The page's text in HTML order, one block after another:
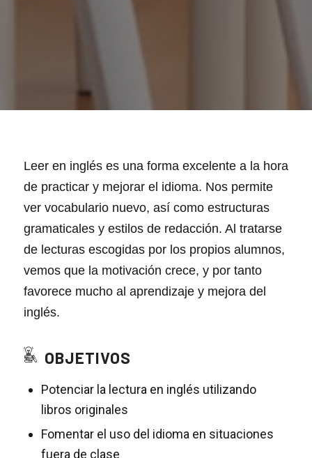
Leer en inglés es una forma excelente a la hora
de practicar y mejorar el idioma. Nos permite
ver vocabulario nuevo, así como estructuras
gramaticales y estilos de redacción. Al tratarse
de lecturas escogidas por los propios alumnos,
vemos que la motivación crece, y por tanto
favorece mucho al aprendizaje y mejora del
inglés.
OBJETIVOS
Potenciar la lectura en inglés utilizando
libros originales
Fomentar el uso del idioma en situaciones
fuera de clase